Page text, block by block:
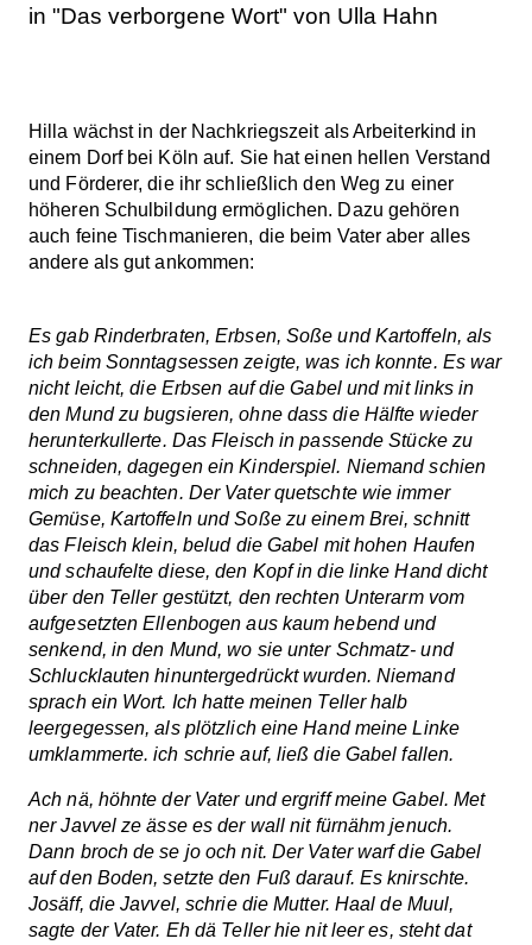
in "Das verborgene Wort" von Ulla Hahn
Hilla wächst in der Nachkriegszeit als Arbeiterkind in
einem Dorf bei Köln auf. Sie hat einen hellen Verstand
und Förderer, die ihr schließlich den Weg zu einer
höheren Schulbildung ermöglichen. Dazu gehören
auch feine Tischmanieren, die beim Vater aber alles
andere als gut ankommen:
Es gab Rinderbraten, Erbsen, Soße und Kartoffeln, als
ich beim Sonntagsessen zeigte, was ich konnte. Es war
nicht leicht, die Erbsen auf die Gabel und mit links in
den Mund zu bugsieren, ohne dass die Hälfte wieder
herunterkullerte. Das Fleisch in passende Stücke zu
schneiden, dagegen ein Kinderspiel. Niemand schien
mich zu beachten. Der Vater quetschte wie immer
Gemüse, Kartoffeln und Soße zu einem Brei, schnitt
das Fleisch klein, belud die Gabel mit hohen Haufen
und schaufelte diese, den Kopf in die linke Hand dicht
über den Teller gestützt, den rechten Unterarm vom
aufgesetzten Ellenbogen aus kaum hebend und
senkend, in den Mund, wo sie unter Schmatz- und
Schlucklauten hinuntergedrückt wurden. Niemand
sprach ein Wort. Ich hatte meinen Teller halb
leergegessen, als plötzlich eine Hand meine Linke
umklammerte. ich schrie auf, ließ die Gabel fallen.
Ach nä, höhnte der Vater und ergriff meine Gabel. Met
ner Javvel ze ässe es der wall nit fürnähm jenuch.
Dann broch de se jo och nit. Der Vater warf die Gabel
auf den Boden, setzte den Fuß darauf. Es knirschte.
Josäff, die Javvel, schrie die Mutter. Haal de Muul,
sagte der Vater. Eh dä Teller hie nit leer es, steht dat